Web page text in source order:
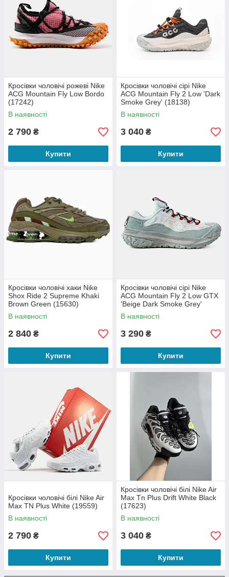
Кросівки чоловічі рожеві Nike
ACG Mountain Fly Low Bordo
(17242)
В наявності
2 790 ₴
Купити
Кросівки чоловічі сірі Nike
ACG Mountain Fly 2 Low 'Dark
Smoke Grey' (18138)
В наявності
3 040 ₴
Купити
Кросівки чоловічі хаки Nike
Shox Ride 2 Supreme Khaki
Brown Green (15630)
В наявності
2 840 ₴
Купити
Кросівки чоловічі сірі Nike
ACG Mountain Fly 2 Low GTX
'Beige Dark Smoke Grey'
(18137) 44
В наявності
3 290 ₴
Купити
Кросівки чоловічі білі Nike Air
Max TN Plus White (19559)
В наявності
2 790 ₴
Купити
Кросівки чоловічі білі Nike Air
Max Tn Plus Drift White Black
(17623)
В наявності
3 040 ₴
Купити